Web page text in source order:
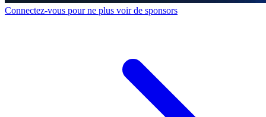
Connectez-vous pour ne plus voir de sponsors